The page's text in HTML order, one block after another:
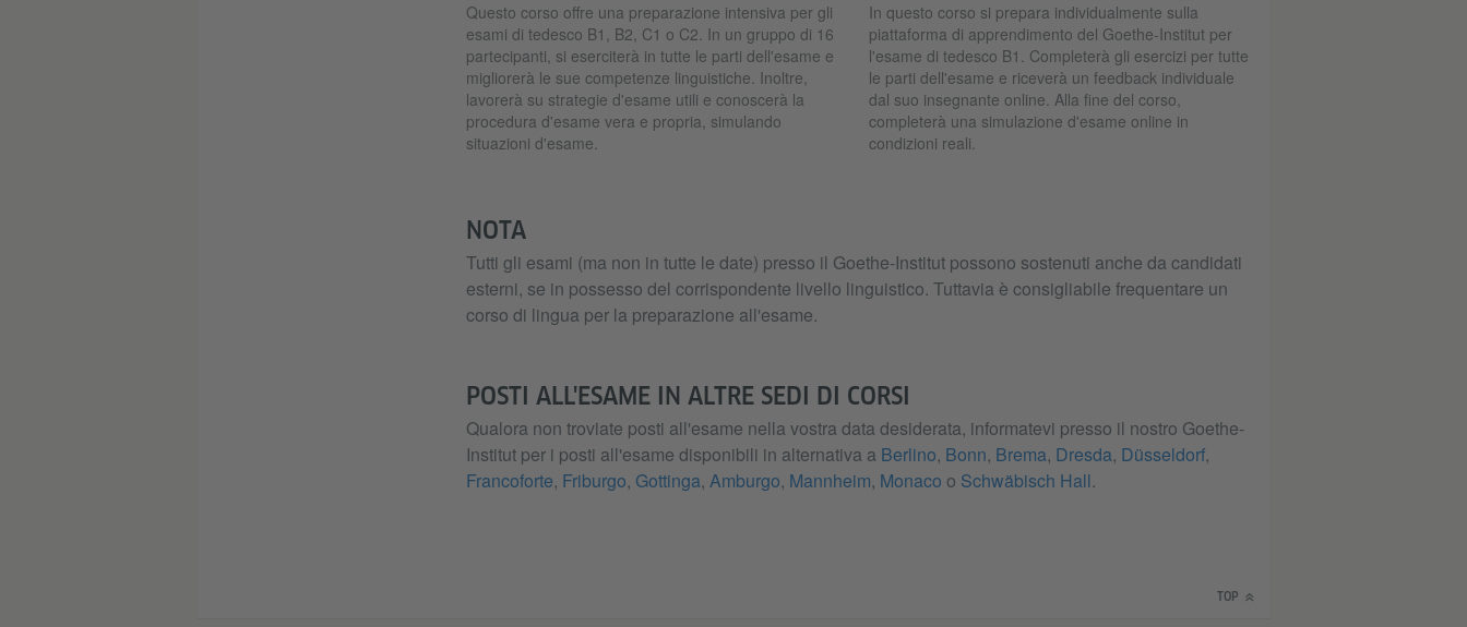
Questo corso offre una preparazione intensiva per gli
esami di tedesco B1, B2, C1 o C2. In un gruppo di 16
partecipanti, si eserciterà in tutte le parti dell'esame e
migliorerà le sue competenze linguistiche. Inoltre,
lavorerà su strategie d'esame utili e conoscerà la
procedura d'esame vera e propria, simulando
situazioni d'esame.
In questo corso si prepara individualmente sulla
piattaforma di apprendimento del Goethe-Institut per
l'esame di tedesco B1. Completerà gli esercizi per tutte
le parti dell'esame e riceverà un feedback individuale
dal suo insegnante online. Alla fine del corso,
completerà una simulazione d'esame online in
condizioni reali.
NOTA
Tutti gli esami (ma non in tutte le date) presso il Goethe-Institut possono sostenuti anche da candidati
esterni, se in possesso del corrispondente livello linguistico. Tuttavia è consigliabile frequentare un
corso di lingua per la preparazione all'esame.
POSTI ALL'ESAME IN ALTRE SEDI DI CORSI
Qualora non troviate posti all'esame nella vostra data desiderata, informatevi presso il nostro Goethe-
Institut per i posti all'esame disponibili in alternativa a Berlino, Bonn, Brema, Dresda, Düsseldorf,
Francoforte, Friburgo, Gottinga, Amburgo, Mannheim, Monaco o Schwäbisch Hall.
TOP